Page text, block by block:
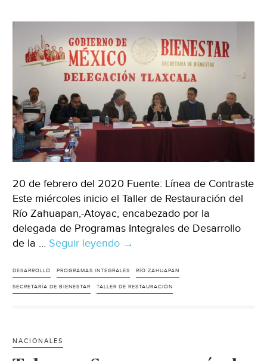
20 de febrero del 2020 Fuente: Línea de Contraste
Este miércoles inicio el Taller de Restauración del
Río Zahuapan,-Atoyac, encabezado por la
delegada de Programas Integrales de Desarrollo
de la … Seguir leyendo Tlaxcala:
Programa
de
→
DESARROLLO PROGRAMAS INTEGRALES RÍO ZAHUAPAN
SECRETARÍA DE BIENESTAR TALLER DE RESTAURACIÓN
NACIONALES